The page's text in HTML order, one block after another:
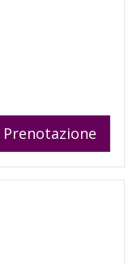
Prenotazione